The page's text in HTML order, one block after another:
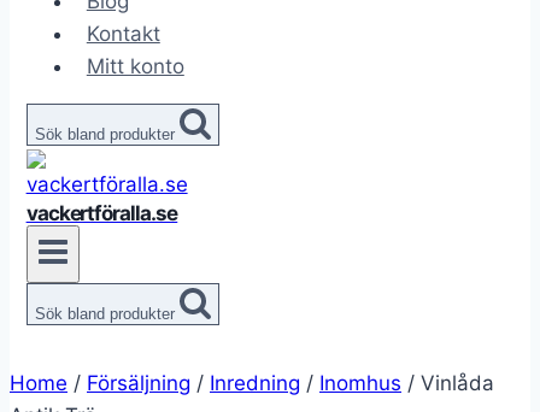
Kontakt
Mitt konto
Sök bland produkter
vackertföralla.se
Sök bland produkter
Home / Försäljning / Inredning / Inomhus / Vinlåda